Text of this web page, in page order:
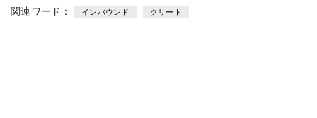
関連ワード： インバウンド クリート